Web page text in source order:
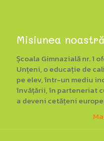
Misiunea noastră
Școala Gimnazială nr. 1
Unțeni, o educație de
pe elev, într-un mediu
învățării, în parteneriat
a deveni cetățeni